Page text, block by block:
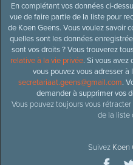
En complétant vos données ci-
vue de faire partie de la liste pour
de Koen Geens. Vous voulez savoir
quelles sont les données
sont vos droits ? Vous trouverez
relative à la vie privée. Si vous avez
vous pouvez vous adresser à
secretariaat.geens@gmail.com.
demander à supprimer vos
Vous pouvez toujours vous
de la liste
Suivez Koen